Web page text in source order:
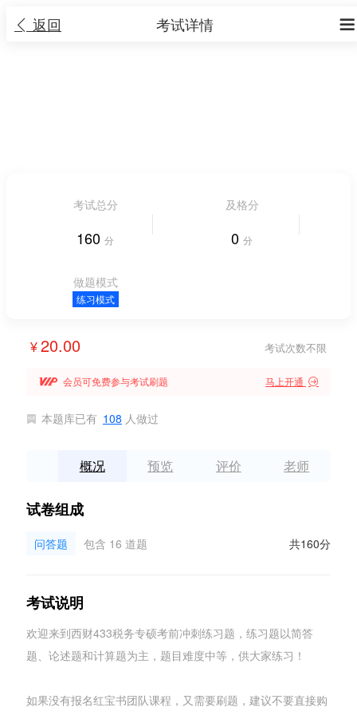
 返回 
考试详情
考试总分
160 分
及格分
0 分
做题模式
练习模式
考试次数不限
¥ 20.00
马上开通 
 会员可免费参与考试刷题
 本题库已有 108 人做过
概况 预览 评价 老师
试卷组成
问答题 包含 16 道题 共160分
考试说明
欢迎来到西财433税务专硕考前冲刺练习题，练习题以简答
题、论述题和计算题为主，题目难度中等，供大家练习！
如果没有报名红宝书团队课程，又需要刷题，建议不要直接购